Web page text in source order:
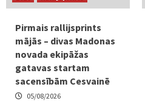
Pirmais rallijsprints
mājās – divas Madonas
novada ekipāžas
gatavas startam
sacensībām Cesvainē
05/08/2026